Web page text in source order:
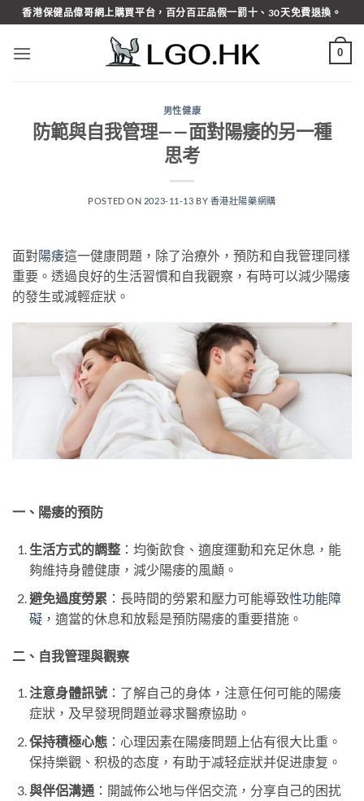
Skip
to
content
香港保健品偉哥網上購買平台，百分百正品假一罰十、30天免費退換。
0
男性健康
防範與自我管理——面對陽痿的另一種
思考
POSTED ON 2023-11-13 BY 香港壯陽藥網購
面對陽痿這一健康問題，除了治療外，預防和自我管理同樣
重要。透過良好的生活習慣和自我觀察，有時可以減少陽痿
的發生或減輕症狀。
一、陽痿的預防
生活方式的調整：均衡飲食、適度運動和充足休息，能
夠維持身體健康，減少陽痿的風顪。
避免過度勞累 ：長時間的勞累和壓力可能導致性功能障
礙，適當的休息和放鬆是預防陽痿的重要措施。
二、自我管理與觀察
注意身體訊號：了解自己的身体，注意任何可能的陽痿
症狀，及早發現問題並尋求醫療協助。
保持積極心態：心理因素在陽痿問題上佔有很大比重。
保持樂觀、积极的态度，有助于减轻症狀并促进康复。
與伴侶溝通：開誠佈公地与伴侶交流，分享自己的困扰